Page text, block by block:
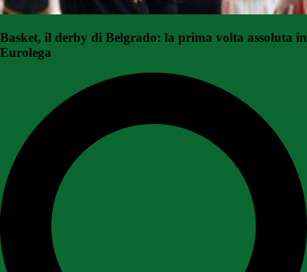
Basket, il derby di Belgrado: la prima volta assoluta in
Eurolega